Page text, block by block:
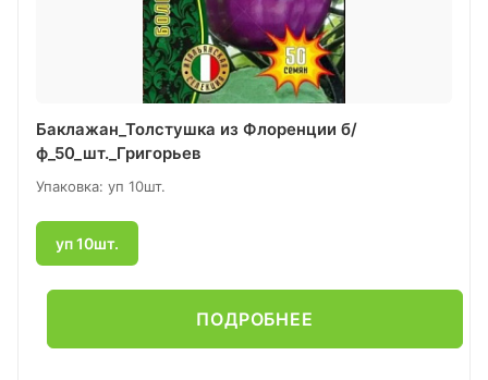
Баклажан_Толстушка из Флоренции б/
ф_50_шт._Григорьев
Упаковка: уп 10шт.
уп 10шт.
ПОДРОБНЕЕ